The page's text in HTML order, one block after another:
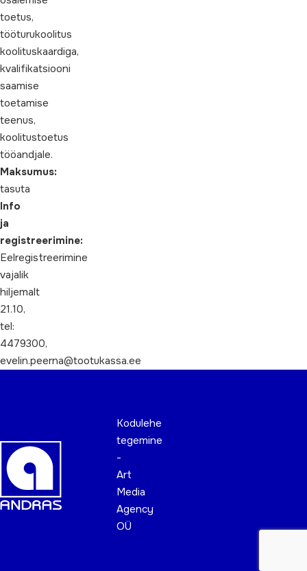
toetus,
tööturukoolitus
koolituskaardiga,
kvalifikatsiooni
saamise
toetamise
teenus,
koolitustoetus
tööandjale.
Maksumus:
tasuta
Info
ja
registreerimine:
Eelregistreerimine
vajalik
hiljemalt
21.10,
tel:
4479300,
evelin.peerna@tootukassa.ee
Kodulehe
tegemine
-
Art
Media
Agency
OÜ